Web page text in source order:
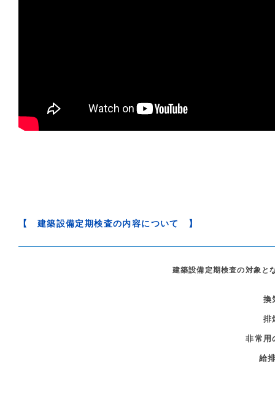
【 建築設備定期検査の内容について 】
建築設備定期検査の対象と
換
排
非常用
給